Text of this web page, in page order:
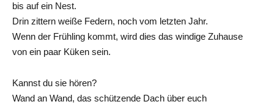
bis auf ein Nest.
Drin zittern weiße Federn, noch vom letzten Jahr.
Wenn der Frühling kommt, wird dies das windige Zuhause
von ein paar Küken sein.
Kannst du sie hören?
Wand an Wand, das schützende Dach über euch